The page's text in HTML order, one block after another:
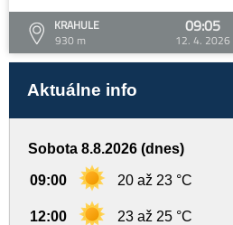
KRAHULE
930 m
09:05
12. 4. 2026
Aktuálne info
Sobota 8.8.2026 (dnes)
09:00 20 až 23 °C
12:00 23 až 25 °C